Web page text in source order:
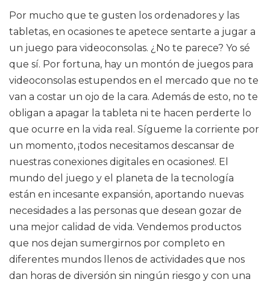
Por mucho que te gusten los ordenadores y las
tabletas, en ocasiones te apetece sentarte a jugar a
un juego para videoconsolas. ¿No te parece? Yo sé
que sí. Por fortuna, hay un montón de juegos para
videoconsolas estupendos en el mercado que no te
van a costar un ojo de la cara. Además de esto, no te
obligan a apagar la tableta ni te hacen perderte lo
que ocurre en la vida real. Sígueme la corriente por
un momento, ¡todos necesitamos descansar de
nuestras conexiones digitales en ocasiones!. El
mundo del juego y el planeta de la tecnología
están en incesante expansión, aportando nuevas
necesidades a las personas que desean gozar de
una mejor calidad de vida. Vendemos productos
que nos dejan sumergirnos por completo en
diferentes mundos llenos de actividades que nos
dan horas de diversión sin ningún riesgo y con una